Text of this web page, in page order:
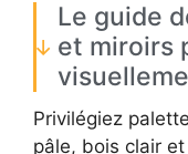
Le guide
et miroirs
Privilégiez
pâle, bois clair